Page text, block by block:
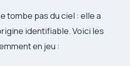
tombe pas du ciel : elle a
identifiable. Voici les
en jeu :